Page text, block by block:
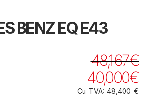
BENZ EQ E43
48,167€
40,000€
Cu TVA: 48,400 €